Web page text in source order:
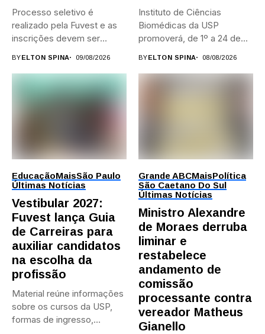
Processo seletivo é
realizado pela Fuvest e as
inscrições devem ser
BYELTON SPINA 09/08/2026
Instituto de Ciências
Biomédicas da USP
promoverá, de 1º a 24 de...
BYELTON SPINA 08/08/2026
EducaçãoMaisSão Paulo
Últimas Notícias
Vestibular 2027:
Fuvest lança Guia
de Carreiras para
auxiliar candidatos
na escolha da
profissão
Material reúne informações
sobre os cursos da USP,
formas de ingresso,
Grande ABCMaisPolítica
São Caetano Do Sul
Últimas Notícias
Ministro Alexandre
de Moraes derruba
liminar e
restabelece
andamento de
comissão
processante contra
vereador Matheus
Gianello